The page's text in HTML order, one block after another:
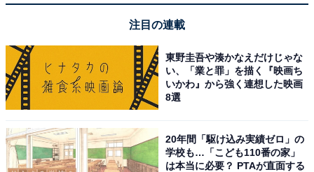
注目の連載
東野圭吾や湊かなえだけじゃな
い、「業と罪」を描く『映画ち
いかわ』から強く連想した映画
8選
20年間「駆け込み実績ゼロ」の
学校も…「こども110番の家」
は本当に必要？ PTAが直面する